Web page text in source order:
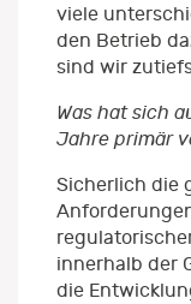
viele
den Betrieb
sind wir
Was hat sich
Jahre primär
Sicherlich die
innerhalb der
die